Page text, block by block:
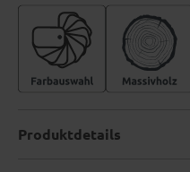
Produktdetails